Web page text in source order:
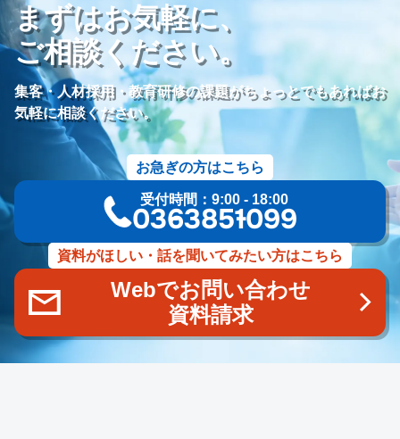
まずはお気軽に、
ご相談ください。
集客・人材採用・教育研修の課題がちょっとでもあればお
気軽に相談ください。
お急ぎの方はこちら
受付時間：9:00 - 18:00
03-6385-1099
資料がほしい・話を聞いてみたい方はこちら
Webでお問い合わせ
資料請求